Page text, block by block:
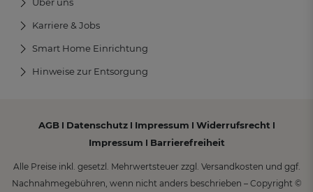
Karriere & Jobs
Smart Home Einrichtung
Hinweise zur Entsorgung
AGBI DatenschutzI Impressum I Widerrufsrecht I
Impressum I Barrierefreiheit
Alle Preise inkl. gesetzl. Mehrwertsteuer zzgl. Versandkosten und ggf.
Nachnahmegebühren, wenn nicht anders beschrieben – Copyright ©